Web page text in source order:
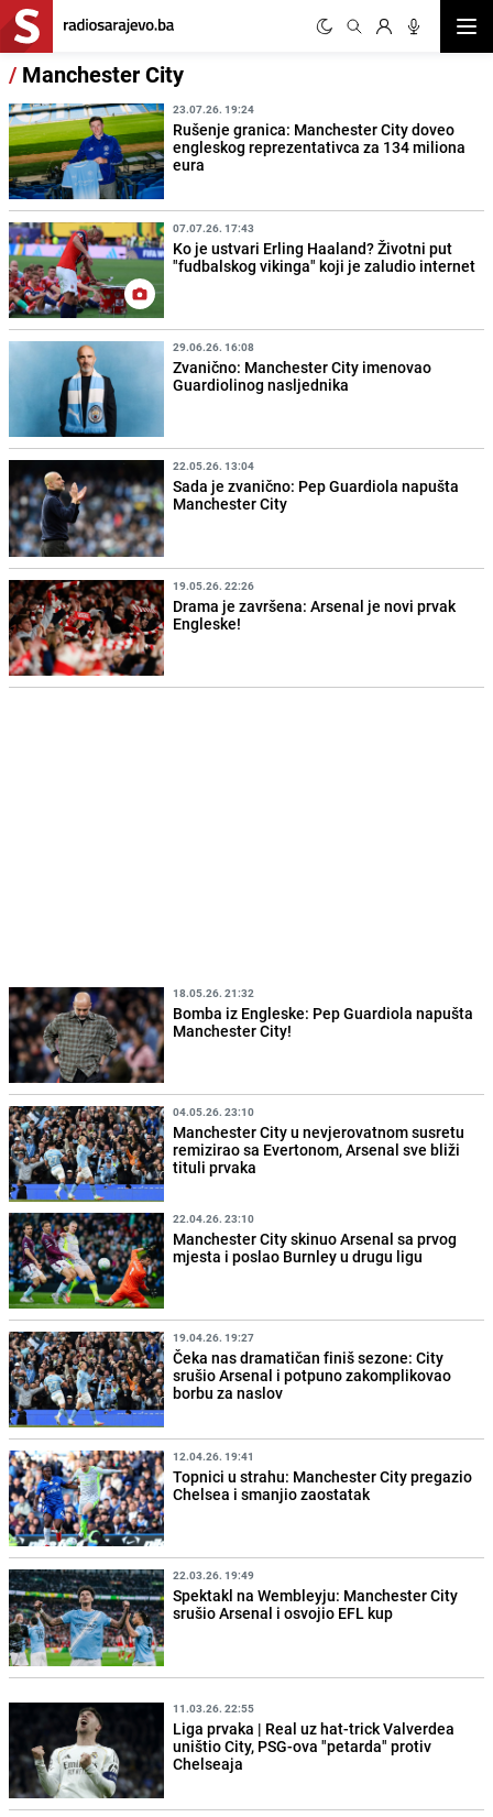
/ Manchester City
23.07.26. 19:24
Rušenje granica: Manchester City doveo
engleskog reprezentativca za 134 miliona
eura
07.07.26. 17:43
Ko je ustvari Erling Haaland? Životni put
"fudbalskog vikinga" koji je zaludio internet
29.06.26. 16:08
Zvanično: Manchester City imenovao
Guardiolinog nasljednika
22.05.26. 13:04
Sada je zvanično: Pep Guardiola napušta
Manchester City
19.05.26. 22:26
Drama je završena: Arsenal je novi prvak
Engleske!
18.05.26. 21:32
Bomba iz Engleske: Pep Guardiola napušta
Manchester City!
04.05.26. 23:10
Manchester City u nevjerovatnom susretu
remizirao sa Evertonom, Arsenal sve bliži
tituli prvaka
22.04.26. 23:10
Manchester City skinuo Arsenal sa prvog
mjesta i poslao Burnley u drugu ligu
19.04.26. 19:27
Čeka nas dramatičan finiš sezone: City
srušio Arsenal i potpuno zakomplikovao
borbu za naslov
12.04.26. 19:41
Topnici u strahu: Manchester City pregazio
Chelsea i smanjio zaostatak
22.03.26. 19:49
Spektakl na Wembleyju: Manchester City
srušio Arsenal i osvojio EFL kup
11.03.26. 22:55
Liga prvaka | Real uz hat-trick Valverdea
uništio City, PSG-ova "petarda" protiv
Chelseaja